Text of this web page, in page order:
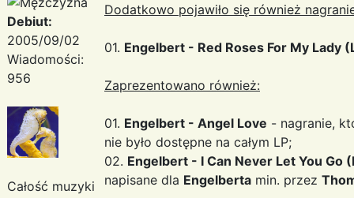
Debiut:
2005/09/02
Wiadomości:
956
Całość muzyki
Dodatkowo pojawiło się również
01. Engelbert - Red Roses For My Lady
Zaprezentowano również:
01. Engelbert - Angel Love - nagranie,
nie było dostępne na całym LP;
02. Engelbert - I Can Never Let You Go
napisane dla Engelberta min. przez